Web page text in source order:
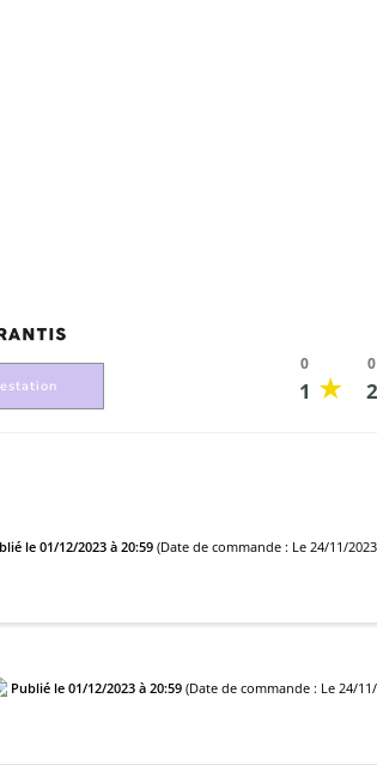
0
1 ★
0
2
le 01/12/2023 à 20:59 (Date de commande : Le 24/11/
Publié le 01/12/2023 à 20:59 (Date de commande : Le 24/